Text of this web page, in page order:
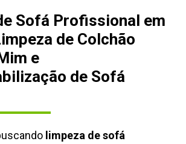
Sofá Profissional em
de Colchão
e
de Sofá
limpeza de sofá